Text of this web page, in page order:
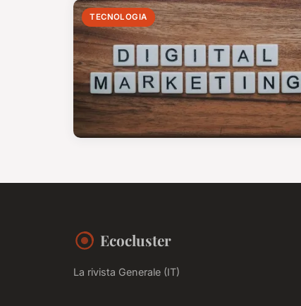
TECNOLOGIA
Ecocluster
La rivista Generale (IT)